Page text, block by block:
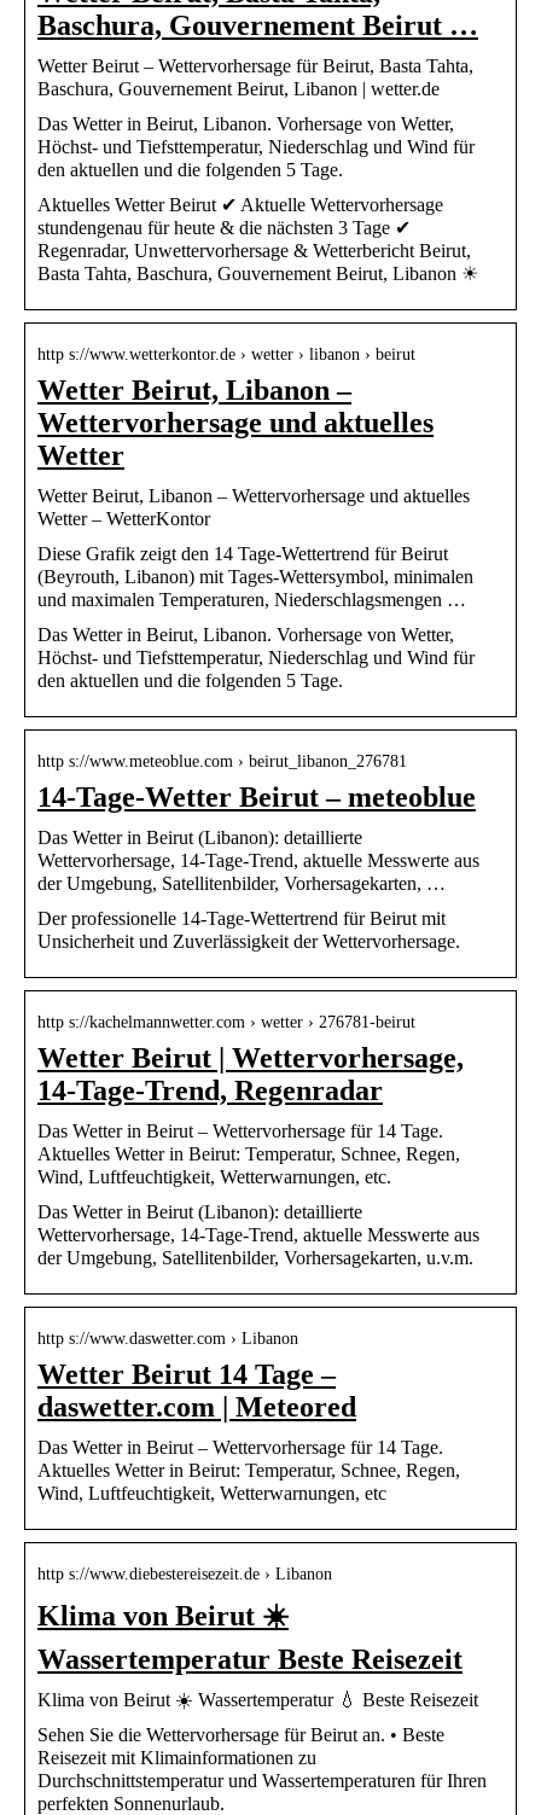
Baschura, Gouvernement Beirut …
Wetter Beirut – Wettervorhersage für Beirut, Basta Tahta,
Baschura, Gouvernement Beirut, Libanon | wetter.de
Das Wetter in Beirut, Libanon. Vorhersage von Wetter,
Höchst- und Tiefsttemperatur, Niederschlag und Wind für
den aktuellen und die folgenden 5 Tage.
Aktuelles Wetter Beirut ✔ Aktuelle Wettervorhersage
stundengenau für heute & die nächsten 3 Tage ✔
Regenradar, Unwettervorhersage & Wetterbericht Beirut,
Basta Tahta, Baschura, Gouvernement Beirut, Libanon ☀
http s://www.wetterkontor.de › wetter › libanon › beirut
Wetter Beirut, Libanon –
Wettervorhersage und aktuelles
Wetter
Wetter Beirut, Libanon – Wettervorhersage und aktuelles
Wetter – WetterKontor
Diese Grafik zeigt den 14 Tage-Wettertrend für Beirut
(Beyrouth, Libanon) mit Tages-Wettersymbol, minimalen
und maximalen Temperaturen, Niederschlagsmengen …
Das Wetter in Beirut, Libanon. Vorhersage von Wetter,
Höchst- und Tiefsttemperatur, Niederschlag und Wind für
den aktuellen und die folgenden 5 Tage.
http s://www.meteoblue.com › beirut_libanon_276781
14-Tage-Wetter Beirut – meteoblue
Das Wetter in Beirut (Libanon): detaillierte
Wettervorhersage, 14-Tage-Trend, aktuelle Messwerte aus
der Umgebung, Satellitenbilder, Vorhersagekarten, …
Der professionelle 14-Tage-Wettertrend für Beirut mit
Unsicherheit und Zuverlässigkeit der Wettervorhersage.
http s://kachelmannwetter.com › wetter › 276781-beirut
Wetter Beirut | Wettervorhersage,
14-Tage-Trend, Regenradar
Das Wetter in Beirut – Wettervorhersage für 14 Tage.
Aktuelles Wetter in Beirut: Temperatur, Schnee, Regen,
Wind, Luftfeuchtigkeit, Wetterwarnungen, etc.
Das Wetter in Beirut (Libanon): detaillierte
Wettervorhersage, 14-Tage-Trend, aktuelle Messwerte aus
der Umgebung, Satellitenbilder, Vorhersagekarten, u.v.m.
http s://www.daswetter.com › Libanon
Wetter Beirut 14 Tage –
daswetter.com | Meteored
Das Wetter in Beirut – Wettervorhersage für 14 Tage.
Aktuelles Wetter in Beirut: Temperatur, Schnee, Regen,
Wind, Luftfeuchtigkeit, Wetterwarnungen, etc
http s://www.diebestereisezeit.de › Libanon
Klima von Beirut ☀️
Wassertemperatur Beste Reisezeit
Klima von Beirut ☀️ Wassertemperatur 💧 Beste Reisezeit
Sehen Sie die Wettervorhersage für Beirut an. • Beste
Reisezeit mit Klimainformationen zu
Durchschnittstemperatur und Wassertemperaturen für Ihren
perfekten Sonnenurlaub.